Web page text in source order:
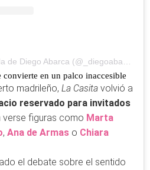
convierte en un palco inaccesible
madrileño, La Casita volvió a
reservado para invitados
verse figuras como Marta
, Ana de Armas o Chiara
el debate sobre el sentido